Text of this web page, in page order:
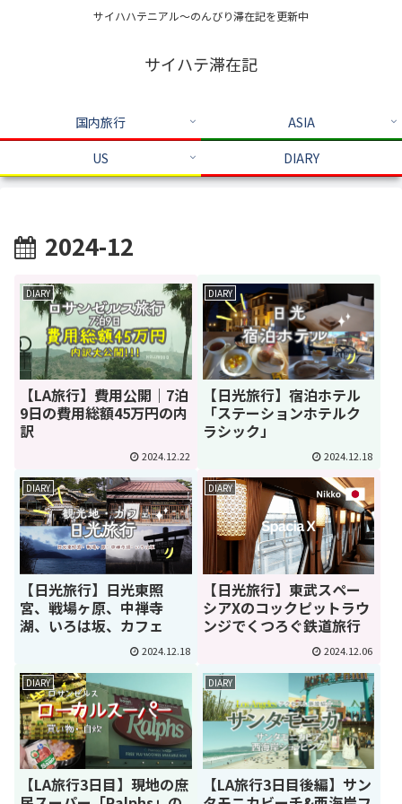
サイハハテニアル～のんびり滞在記を更新中
サイハテ滞在記
国内旅行
ASIA
US
DIARY
2024-12
DIARY
【LA旅行】費用公開｜7泊
9日の費用総額45万円の内
訳
2024.12.22
DIARY
【日光旅行】宿泊ホテル
「ステーションホテルク
ラシック」
2024.12.18
DIARY
【日光旅行】日光東照
宮、戦場ヶ原、中禅寺
湖、いろは坂、カフェ
2024.12.18
DIARY
【日光旅行】東武スペー
シアXのコックピットラウ
ンジでくつろぐ鉄道旅行
2024.12.06
DIARY
【LA旅行3日目】現地の庶
DIARY
【LA旅行3日目後編】サン